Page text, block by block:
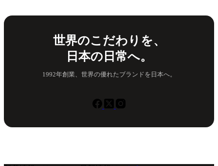
世界のこだわりを、
日本の日常へ。
1992年創業、世界の優れたブランドを日本へ。